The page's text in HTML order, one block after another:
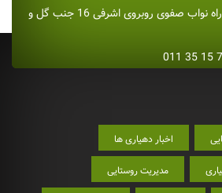
مازندران بابل چهار راه نواب صفوی روبروی اشرفی 16 جنب گل و
اخبار دهیاری ها
مدیریت روستایی